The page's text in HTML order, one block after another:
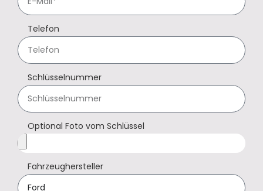
Telefon
Schlüsselnummer
Optional Foto vom Schlüssel
Fahrzeughersteller